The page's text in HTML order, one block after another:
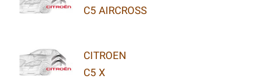
C5 AIRCROSS
CITROEN
C5 X